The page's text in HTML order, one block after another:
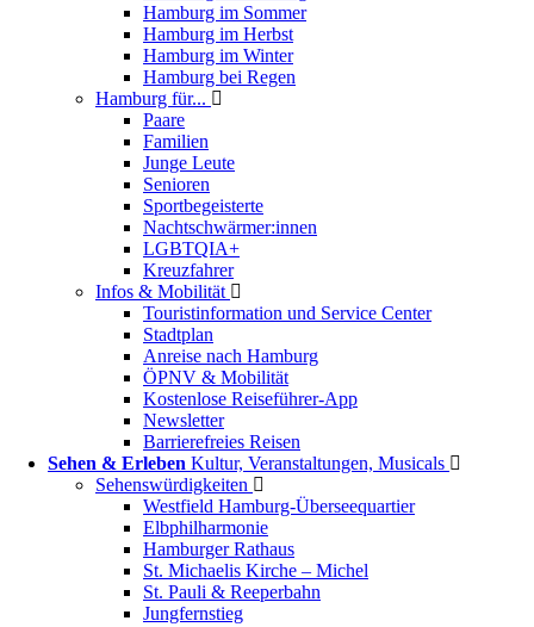
Hamburg im Sommer
Hamburg im Herbst
Hamburg im Winter
Hamburg bei Regen
Hamburg für...
Paare
Familien
Junge Leute
Senioren
Sportbegeisterte
Nachtschwärmer:innen
LGBTQIA+
Kreuzfahrer
Infos & Mobilität
Touristinformation und Service Center
Stadtplan
Anreise nach Hamburg
ÖPNV & Mobilität
Kostenlose Reiseführer-App
Newsletter
Barrierefreies Reisen
Sehen & Erleben Kultur, Veranstaltungen, Musicals
Sehenswürdigkeiten
Westfield Hamburg-Überseequartier
Elbphilharmonie
Hamburger Rathaus
St. Michaelis Kirche – Michel
St. Pauli & Reeperbahn
Jungfernstieg